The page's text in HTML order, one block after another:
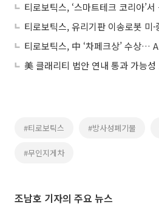
#티로보틱스 #방사성폐기물
#무인지게차
조남호 기자의 주요 뉴스